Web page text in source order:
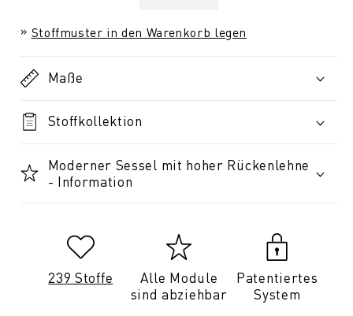
Stoffmuster in den Warenkorb legen
Maße
Stoffkollektion
Moderner Sessel mit hoher Rückenlehne
- Information
239 Stoffe
Alle Module
sind abziehbar
Patentiertes
System